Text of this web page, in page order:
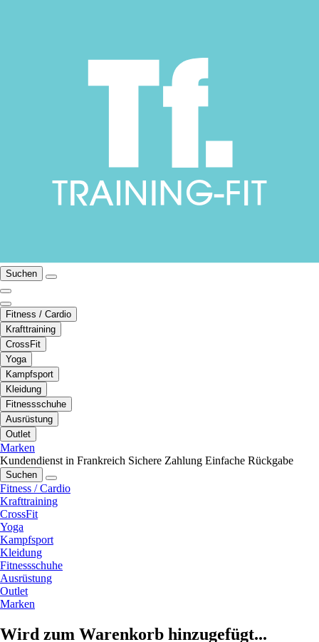
Suchen
Fitness / Cardio
Krafttraining
CrossFit
Yoga
Kampfsport
Kleidung
Fitnessschuhe
Ausrüstung
Outlet
Marken
Kundendienst in Frankreich Sichere Zahlung Einfache Rückgabe
Suchen
Fitness / Cardio
Krafttraining
CrossFit
Yoga
Kampfsport
Kleidung
Fitnessschuhe
Ausrüstung
Outlet
Marken
Wird zum Warenkorb hinzugefügt...